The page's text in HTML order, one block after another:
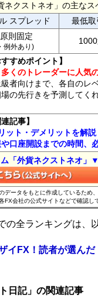
ネクストネオ」の主なス
スプレッド 最低取
則固定
例外あり)
すめポイント】
くのトレーダーに人気
者向けまで、各自のレ
の先行きを予測してく
記事】
ト・デメリットを解
口座開設までの時間、
「外貨ネクストネオ」▼
ータをもとに作成しているため
FX会社の公式サイトなどで確認し
全ランキングは、
イFX！読者が選ん
日記」の関連記事